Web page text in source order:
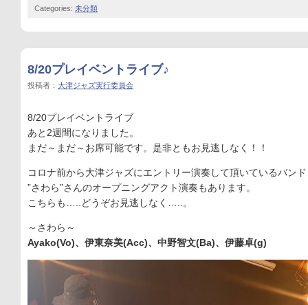
Categories: 未分類
8/20プレイベントライブ♪
投稿者： 大津ジャズ実行委員会
8/20プレイベントライブ
あと2週間になりました。
まだ～まだ～お席可能です。是非ともお見逃しなく！！
コロナ前から大津ジャズにエントリー演奏して頂いているバンド
”さわら”さんのオープニングアクト演奏もあります。
こちらも…..どうぞお見逃しなく…..。
～さわら～
Ayako(Vo)、伊東奈美(Acc)、中野智文(Ba)、伊藤卓(g)